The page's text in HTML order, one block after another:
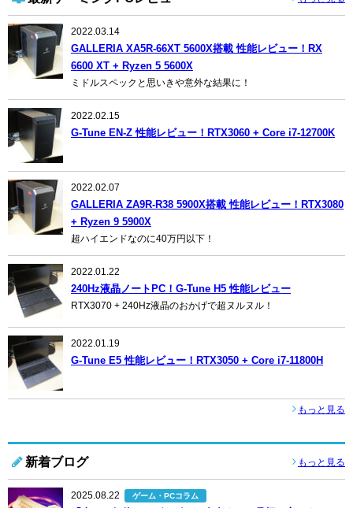
2022.03.14
GALLERIA XA5R-66XT 5600X搭載 性能レビュー！RX
6600 XT + Ryzen 5 5600X
ミドルスペックと思いきや意外な結果に！
2022.02.15
G-Tune EN-Z 性能レビュー！RTX3060 + Core i7-12700K
2022.02.07
GALLERIA ZA9R-R38 5900X搭載 性能レビュー！RTX3080
+ Ryzen 9 5900X
超ハイエンドなのに40万円以下！
2022.01.22
240Hz液晶ノートPC！G-Tune H5 性能レビュー
RTX3070 + 240Hz液晶のおかげで超ヌルヌル！
2022.01.19
G-Tune E5 性能レビュー！RTX3050 + Core i7-11800H
もっと見る
新着ブログ もっと見る
2025.08.22 ゲーム・PCコラム